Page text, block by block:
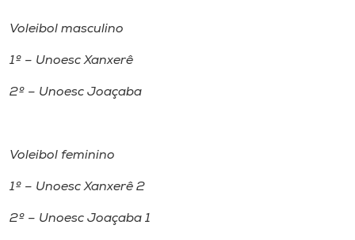
Voleibol masculino
1º – Unoesc Xanxerê
2º – Unoesc Joaçaba
Voleibol feminino
1º – Unoesc Xanxerê 2
2º – Unoesc Joaçaba 1